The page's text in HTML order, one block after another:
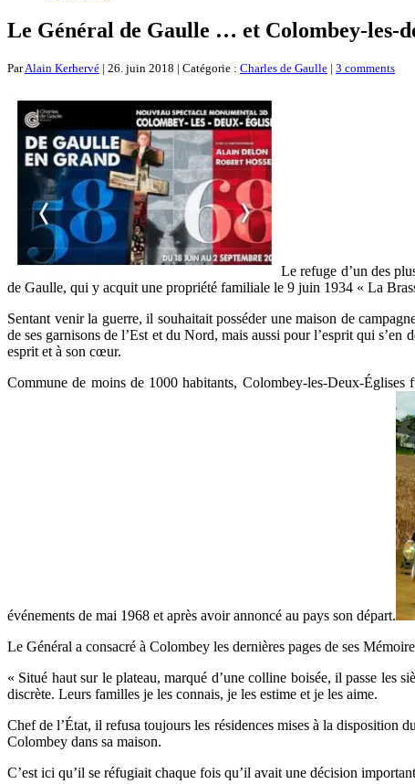
Le Général de Gaulle … et Colombey-les-
ParAlain Kerhervé | 26. juin 2018 | Catégorie : Charles de Gaulle | 3 comments
Le refuge d’un des
de Gaulle, qui y acquit une propriété familiale le 9 juin 1934 « La
Sentant venir la guerre, il souhaitait posséder une maison de
de ses garnisons de l’Est et du Nord, mais aussi pour l’esprit qui
esprit et à son cœur.
Commune de moins de 1000 habitants, Colombey-les-Deux-
événements de mai 1968 et après avoir annoncé au pays son départ.
Le Général a consacré à Colombey les dernières pages de ses
« Situé haut sur le plateau, marqué d’une colline boisée, il passe les
discrète. Leurs familles je les connais, je les estime et je les aime.
Chef de l’État, il refusa toujours les résidences mises à la disposition
Colombey dans sa maison.
C’est ici qu’il se réfugiait chaque fois qu’il avait une décision